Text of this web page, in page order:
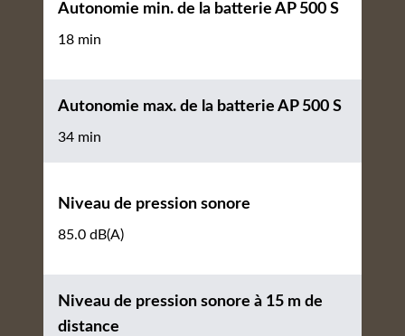
Autonomie min. de la batterie AP 500 S
18 min
Autonomie max. de la batterie AP 500 S
34 min
Niveau de pression sonore
85.0 dB(A)
Niveau de pression sonore à 15 m de
distance